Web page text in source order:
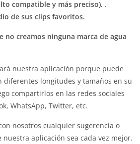
compatible y más preciso). .
de sus clips favoritos.
no creamos ninguna marca de agua
nuestra aplicación porque puede
diferentes longitudes y tamaños en su
compartirlos en las redes sociales
WhatsApp, Twitter, etc.
nosotros cualquier sugerencia o
aplicación sea cada vez mejor.